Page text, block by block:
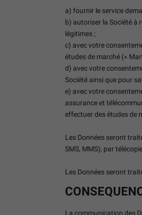
a) fournir le service
b) autoriser la Société à
légitimes ;
c) avec votre
études de marché («
d) avec votre
Société ainsi que pour
e) avec votre
assurance et
effectuer des études de
Les Données seront
SMS, MMS), par
Les Données seront
La communication des